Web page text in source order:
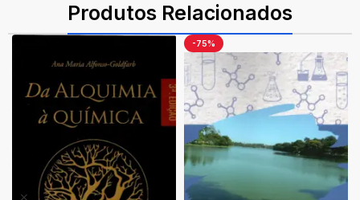
Produtos Relacionados
-75%